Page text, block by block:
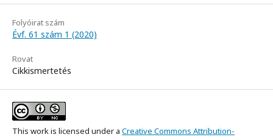
Folyóirat szám
Évf. 61 szám 1 (2020)
Rovat
Cikkismertetés
This work is licensed under a Creative Commons Attribution-